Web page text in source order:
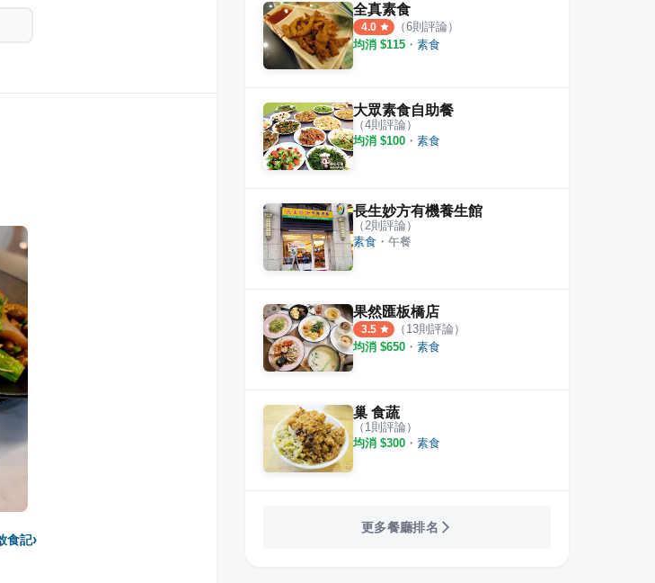
食記›
全真素食
4.0 （6則評論）
均消 $115 ・ 素食
大眾素食自助餐
（4則評論）
均消 $100 ・ 素食
長生妙方有機養生館
（2則評論）
素食 ・ 午餐
果然匯板橋店
3.5 （ 13則評論）
均消 $650 ・ 素食
巢 食蔬
（ 1則評論）
均消 $300 ・ 素食
更多餐廳排名